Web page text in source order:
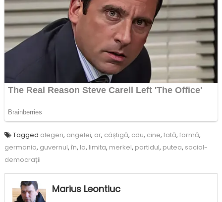
Tagged alegeri, angelei, ar, câștigă, cdu, cine, fată, formă,
germania, guvernul, în, la, limita, merkel, partidul, putea, social-
democrații
Marius Leontiuc